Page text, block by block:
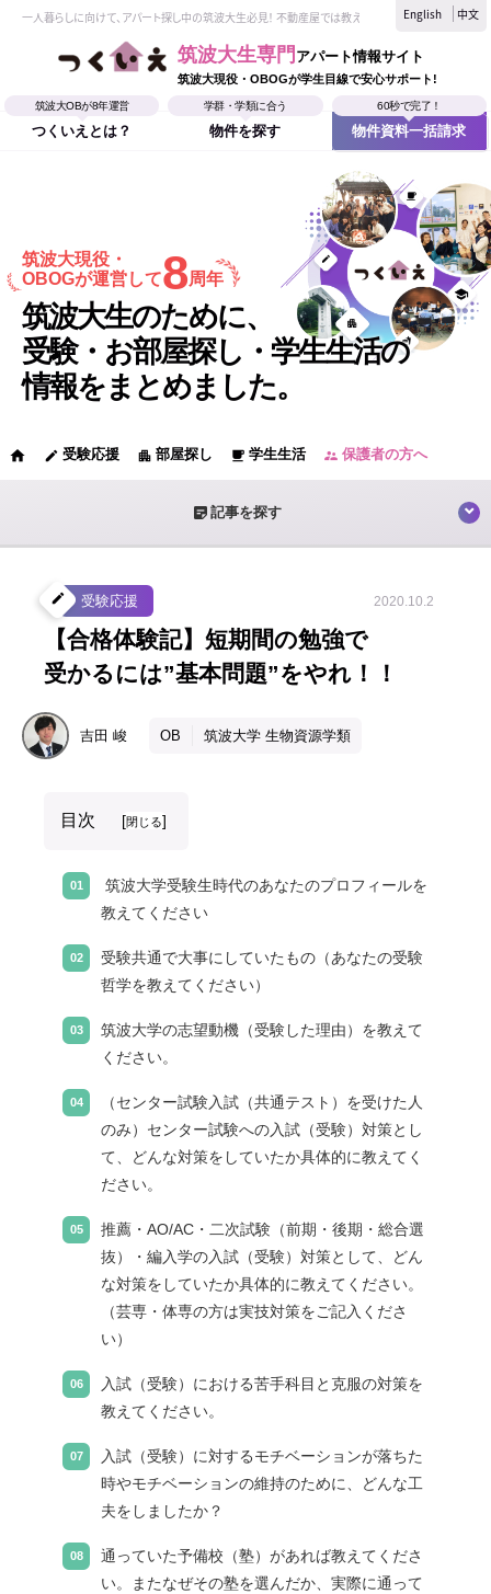
一人暮らしに向けて、アパート探し中の筑波大生必見！ 不動産屋では教えてくれない、筑波大生なら
English 中文
筑波大生専門 アパート情報サイト
筑波大現役・OBOGが学生目線で安心サポート!
筑波大OBが8年運営
つくいえとは？
学群・学類に合う
物件を探す
60秒で完了！
物件資料一括請求
筑波大現役・
OBOGが運営して8周年
筑波大生のために、
受験・お部屋探し・学生生活の
情報をまとめました。
home edit 受験応援 apartment 部屋探し local_cafe 学生生活 supervisor_account 保護者の方へ
sticky_note_2 記事を探す
create 受験応援 2020.10.2
【合格体験記】短期間の勉強で
受かるには”基本問題”をやれ！！
吉田 峻 OB 筑波大学 生物資源学類
目次 [閉じる]
筑波大学受験生時代のあなたのプロフィールを
教えてください
受験共通で大事にしていたもの（あなたの受験
哲学を教えてください）
筑波大学の志望動機（受験した理由）を教えて
ください。
（センター試験入試（共通テスト）を受けた人
のみ）センター試験への入試（受験）対策とし
て、どんな対策をしていたか具体的に教えてく
ださい。
推薦・AO/AC・二次試験（前期・後期・総合選
抜）・編入学の入試（受験）対策として、どん
な対策をしていたか具体的に教えてください。
（芸専・体専の方は実技対策をご記入くださ
い）
入試（受験）における苦手科目と克服の対策を
教えてください。
入試（受験）に対するモチベーションが落ちた
時やモチベーションの維持のために、どんな工
夫をしましたか？
通っていた予備校（塾）があれば教えてくださ
い。またなぜその塾を選んだか、実際に通って